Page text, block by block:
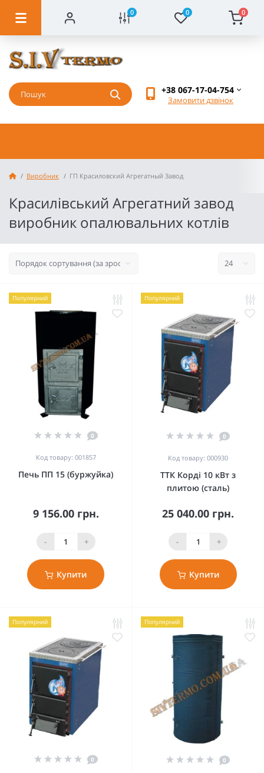
0 0 0
+38 067-17-04-754
Замовити дзвінок
Виробник ГП Красиловский Агрегатный Завод
Красилівський Агрегатний завод
виробник опалювальних котлів
Популярний
0
Код товару: 001857
Печь ПП 15 (буржуйка)
9 156.00 грн.
- +
Купити
Популярний
0
Код товару: 000930
ТТК Корді 10 кВт з
плитою (сталь)
25 040.00 грн.
- +
Купити
Популярний
0
Популярний
0